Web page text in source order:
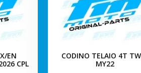
EN
CPL
CODINO TELAIO 4T
MY22